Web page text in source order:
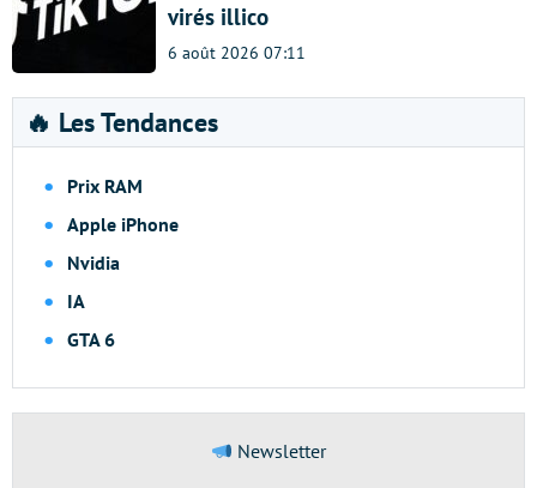
virés illico
6 août 2026 07:11
🔥 Les Tendances
Prix RAM
Apple iPhone
Nvidia
IA
GTA 6
Newsletter